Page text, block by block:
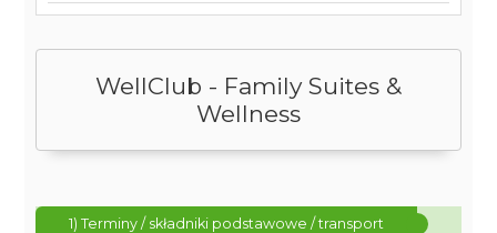
WellClub - Family Suites &
Wellness
1) Terminy / składniki podstawowe / transport